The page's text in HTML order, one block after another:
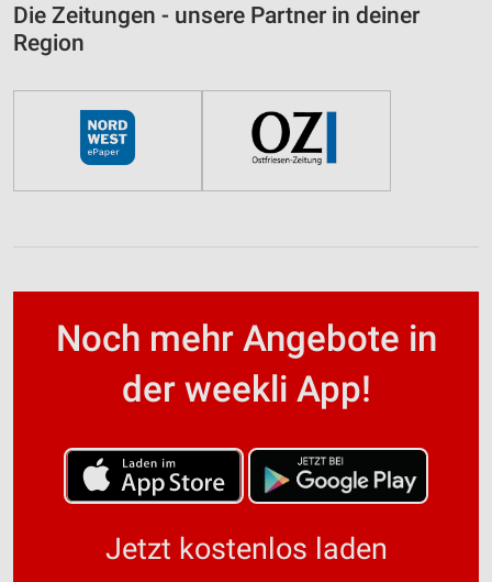
Die Zeitungen - unsere Partner in deiner
Region
Noch mehr Angebote in
der weekli App!
Jetzt kostenlos laden